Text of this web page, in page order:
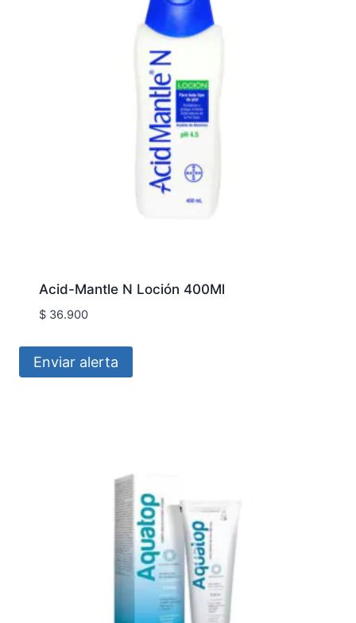
Acid-Mantle N Loción 400Ml
$36.900
Enviar alerta